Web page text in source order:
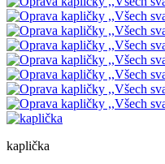
kaplička